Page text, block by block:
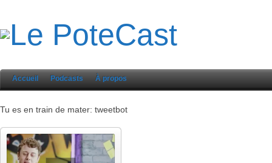
Accueil Podcasts À propos
Tu es en train de mater: tweetbot